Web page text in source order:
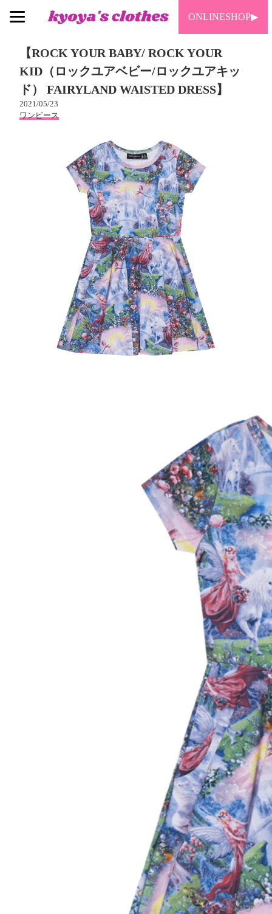
ONLINESHOP▶︎
【ROCK YOUR BABY/ ROCK YOUR
KID（ロックユアベビー/ロックユアキッ
ド） FAIRYLAND WAISTED DRESS】
2021/05/23
ワンピース